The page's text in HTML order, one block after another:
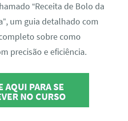
“Receita de Bolo da
um guia detalhado com
sobre como
precisão e eficiência.
AQUI PARA SE
NO CURSO